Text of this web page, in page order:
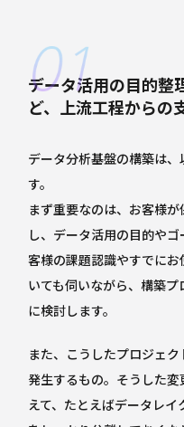
データ活用の目的整
ど、上流工程からの
データ分析基盤の構築は
す。
まず重要なのは、お客様
し、データ活用の目的や
客様の課題認識やすでに
いても伺いながら、構築
に検討します。
また、こうしたプロジェ
発生するもの。そうした
えて、たとえばデータレイ